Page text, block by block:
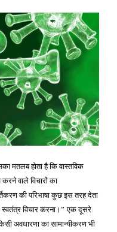
मतलब होता है कि वास्तविक
वाले विचारों का
की परिभाषा कुछ इस तरह देता
विचार करना। ” एक दूसरे
अवधारणा का सामान्यीकरण भी